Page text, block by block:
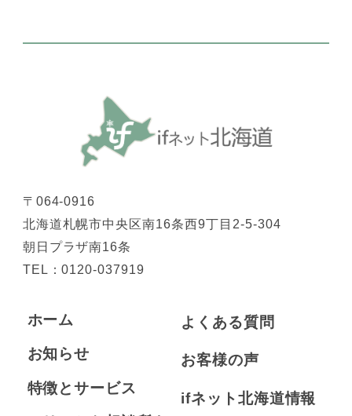
〒064-0916
北海道札幌市中央区南16条西9丁目2-5-304
朝日プラザ南16条
TEL：0120-037919
ホーム
お知らせ
特徴とサービス
よくある質問
お客様の声
ifネット北海道情報